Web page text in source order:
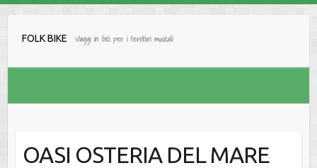
FOLK BIKE Viaggi in bici per i territori musicali
OASI OSTERIA DEL MARE